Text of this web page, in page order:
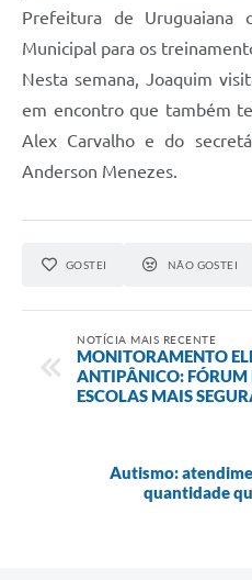
Prefeitura de Uruguaiana
Municipal para os
Nesta semana, Joaquim
em encontro que também
Alex Carvalho e do
Anderson Menezes.
GOSTEI NÃO GOSTEI
NOTÍCIA MAIS RECENTE
MONITORAMENTO
ANTIPÂNICO: FÓRUM
ESCOLAS MAIS
Autismo:
quantidade